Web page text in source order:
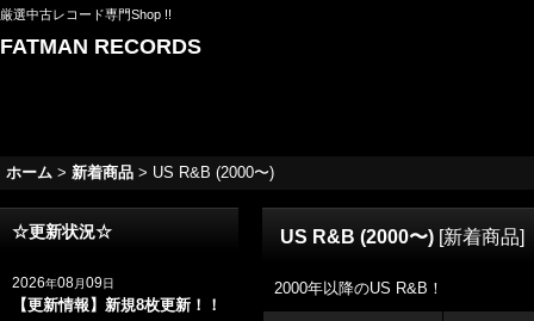
厳選中古レコード専門Shop !!
FATMAN RECORDS
ホーム > 新着商品 > US R&B (2000〜)
☆更新状況☆
2026年08月09日
【更新情報】新規8枚更新！！
US R&B (2000〜) [新着商品]
2000年以降のUS R&B！